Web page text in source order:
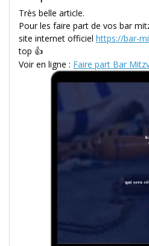
Très belle article.
Pour les faire part de vos bar
site internet officiel https://bar-
top 👍
Voir en ligne : Faire part Bar